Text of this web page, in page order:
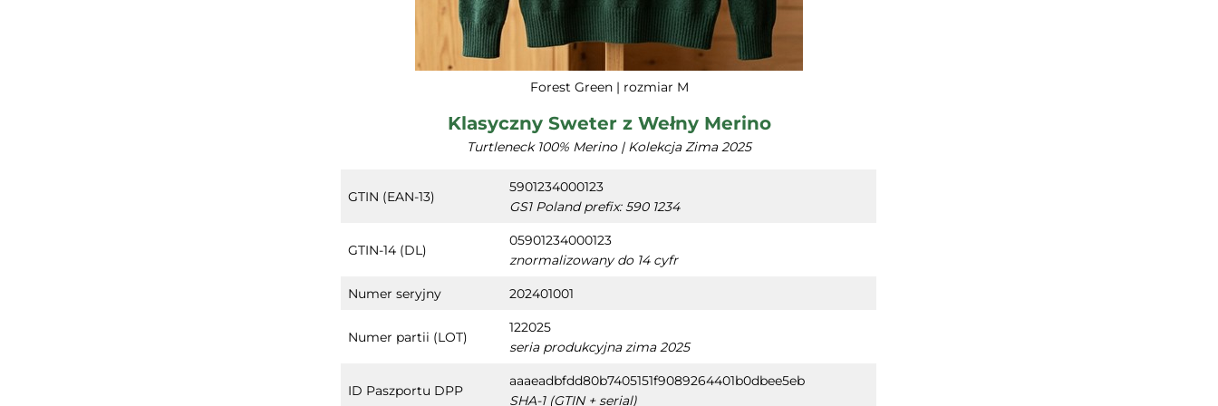
Forest Green | rozmiar M
Klasyczny Sweter z Wełny Merino
Turtleneck 100% Merino | Kolekcja Zima 2025
GTIN (EAN-13)
5901234000123
GS1 Poland prefix: 590 1234
GTIN-14 (DL)
05901234000123
znormalizowany do 14 cyfr
Numer seryjny 202401001
Numer partii (LOT)
122025
seria produkcyjna zima 2025
ID Paszportu DPP
aaaeadbfdd80b7405151f9089264401b0dbee5eb
SHA-1 (GTIN + serial)